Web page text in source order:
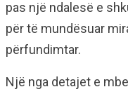
pas një ndalesë e
për të mundësuar
përfundimtar.
Një nga detajet e